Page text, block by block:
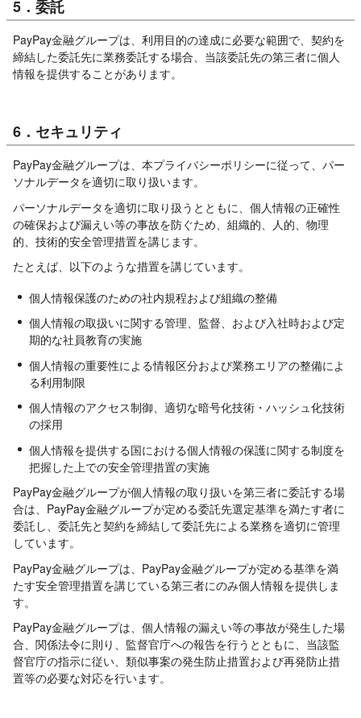
5．委託
PayPay金融グループは、利用目的の達成に必要な範囲で、契約を
締結した委託先に業務委託する場合、当該委託先の第三者に個人
情報を提供することがあります。
6．セキュリティ
PayPay金融グループは、本プライバシーポリシーに従って、パー
ソナルデータを適切に取り扱います。
パーソナルデータを適切に取り扱うとともに、個人情報の正確性
の確保および漏えい等の事故を防ぐため、組織的、人的、物理
的、技術的安全管理措置を講じます。
たとえば、以下のような措置を講じています。
個人情報保護のための社内規程および組織の整備
個人情報の取扱いに関する管理、監督、および入社時および定
期的な社員教育の実施
個人情報の重要性による情報区分および業務エリアの整備によ
る利用制限
個人情報のアクセス制御、適切な暗号化技術・ハッシュ化技術
の採用
個人情報を提供する国における個人情報の保護に関する制度を
把握した上での安全管理措置の実施
PayPay金融グループが個人情報の取り扱いを第三者に委託する場
合は、PayPay金融グループが定める委託先選定基準を満たす者に
委託し、委託先と契約を締結して委託先による業務を適切に管理
しています。
PayPay金融グループは、PayPay金融グループが定める基準を満
たす安全管理措置を講じている第三者にのみ個人情報を提供しま
す。
PayPay金融グループは、個人情報の漏えい等の事故が発生した場
合、関係法令に則り、監督官庁への報告を行うとともに、当該監
督官庁の指示に従い、類似事案の発生防止措置および再発防止措
置等の必要な対応を行います。